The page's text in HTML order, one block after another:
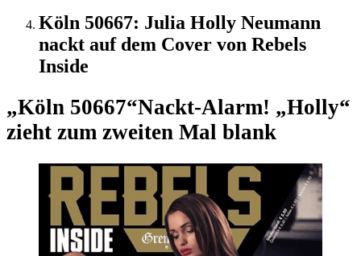
Köln 50667: Julia Holly Neumann
nackt auf dem Cover von Rebels
Inside
„Köln 50667“Nackt-Alarm! „Holly“
zieht zum zweiten Mal blank